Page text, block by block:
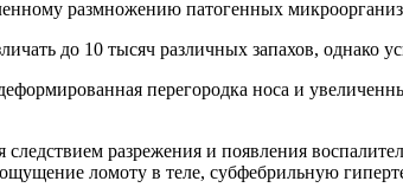
размножению патогенных
до 10 тысяч различных запахов, однако
перегородка носа и
следствием разрежения и появления
ломоту в теле, субфебрильную